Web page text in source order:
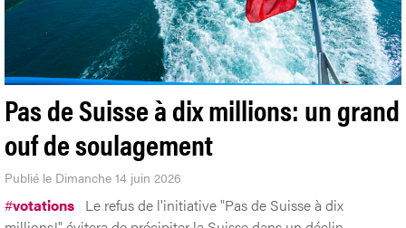
Pas de Suisse à dix millions: un grand
ouf de soulagement